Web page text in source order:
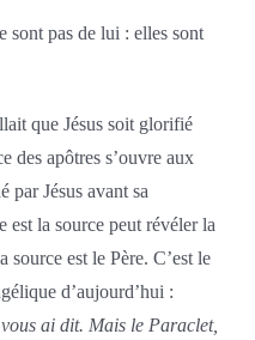
sont pas de lui : elles sont
que Jésus soit glorifié
des apôtres s’ouvre aux
par Jésus avant sa
est la source peut révéler la
source est le Père. C’est le
d’aujourd’hui :
ai dit. Mais le Paraclet,